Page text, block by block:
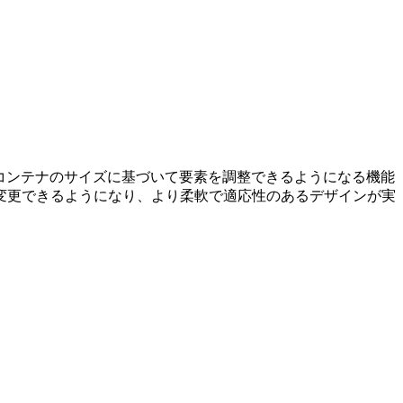
ンテナのサイズに基づいて要素を調整できる ようになる機能
できるようになり、より柔軟で適応性のあるデザインが実